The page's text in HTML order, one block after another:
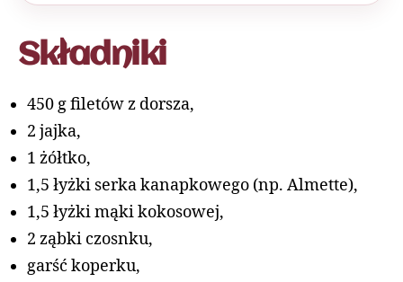
Składniki
450 g filetów z dorsza,
2 jajka,
1 żółtko,
1,5 łyżki serka kanapkowego (np. Almette),
1,5 łyżki mąki kokosowej,
2 ząbki czosnku,
garść koperku,